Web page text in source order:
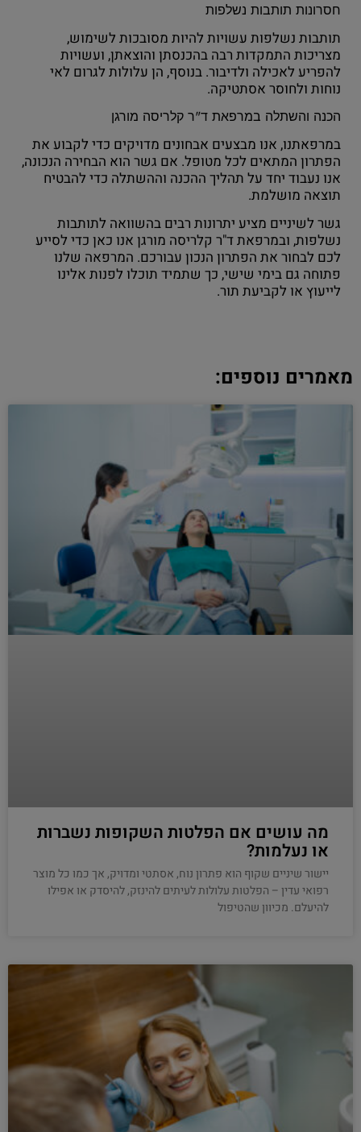
חסרונות תותבות נשלפות
תותבות נשלפות עשויות להיות מסובכות לשימוש,
מצריכות התמקדות רבה בהכנסתן והוצאתן, ועשויות
להפריע לאכילה ולדיבור. בנוסף, הן עלולות לגרום לאי
נוחות ולחוסר אסתטיקה.
הכנה והשתלה במרפאת ד"ר קלריסה מורגן
במרפאתנו, אנו מבצעים אבחונים מדויקים כדי לקבוע את
הפתרון המתאים לכל מטופל. אם גשר הוא הבחירה הנכונה,
אנו נעבוד יחד על תהליך ההכנה וההשתלה כדי להבטיח
תוצאה מושלמת.
גשר לשיניים מציע יתרונות רבים בהשוואה לתותבות
נשלפות, ובמרפאת ד"ר קלריסה מורגן אנו כאן כדי לסייע
לכם לבחור את הפתרון הנכון עבורכם. המרפאה שלנו
פתוחה גם בימי שישי, כך שתמיד תוכלו לפנות אלינו
לייעוץ או לקביעת תור.
מאמרים נוספים:
מה עושים אם הפלטות השקופות נשברות
או נעלמות?
יישור שיניים שקוף הוא פתרון נוח, אסתטי ומדויק, אך כמו כל מוצר
רפואי עדין – הפלטות עלולות לעיתים להינזק, להיסדק או אפילו
להיעלם. מכיוון שהטיפול